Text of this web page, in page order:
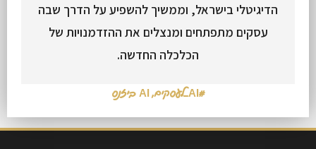
הדיגיטלי בישראל, וממשיך להשפיע על הדרך שבה
עסקים מתפתחים ומנצלים את ההזדמנויות של
הכלכלה החדשה.
#AI_לעסקים ,AI ביזנס